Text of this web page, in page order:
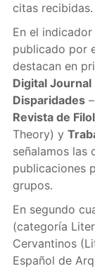
citas recibidas.
En el indicador
publicado por
destacan en
Digital Journal
Disparidades–
Revista de
Theory) y
señalamos las
publicaciones
grupos.
En segundo
(categoría
Cervantinos
Español de